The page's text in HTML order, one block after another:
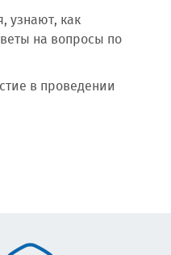
узнают, как
на вопросы по
в проведении